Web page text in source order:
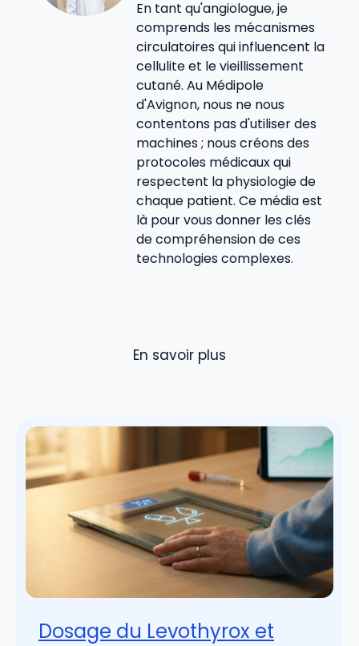
En tant qu'angiologue, je
comprends les mécanismes
circulatoires qui influencent la
cellulite et le vieillissement
cutané. Au Médipole
d'Avignon, nous ne nous
contentons pas d'utiliser des
machines ; nous créons des
protocoles médicaux qui
respectent la physiologie de
chaque patient. Ce média est
là pour vous donner les clés
de compréhension de ces
technologies complexes.
En savoir plus
Dosage du Levothyrox et